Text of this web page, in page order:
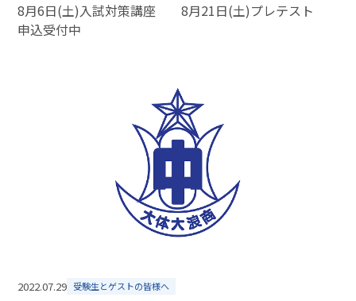
8月6日(土)入試対策講座 8月21日(土)プレテスト
申込受付中
2022.07.29 受験生とゲストの皆様へ